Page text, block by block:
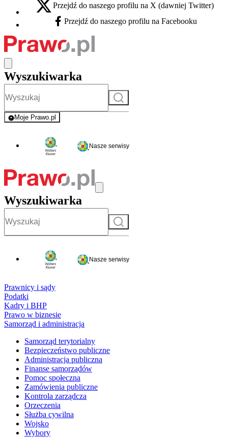
X - otwiera się w nowej karcie
Przejdź do naszego profilu na X (dawniej Twitter)
Facebook - otwiera się w nowej karcie
Przejdź do naszego profilu na Facebooku
Wyszukiwarka
Szukaj
Moje Prawo.pl
- rejestracja i logowanie do serwisu
Nasze serwisy
Wyszukiwarka
Szukaj
Nasze serwisy
Prawnicy i sądy
Podatki
Kadry i BHP
Prawo w biznesie
Samorząd i administracja
Samorząd terytorialny
Bezpieczeństwo publiczne
Administracja publiczna
Finanse samorządów
Pomoc społeczna
Zamówienia publiczne
Kontrola zarządcza
Orzeczenia
Służba cywilna
Wojsko
Wybory